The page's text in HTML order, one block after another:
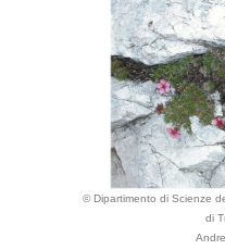
© Dipartimento di Scienze
di